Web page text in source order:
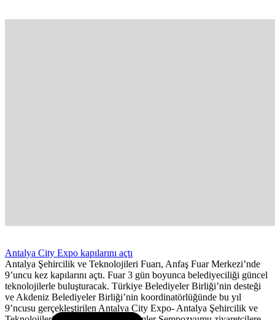
Antalya City Expo kapılarını açtı
Antalya Şehircilik ve Teknolojileri Fuarı, Anfaş Fuar Merkezi’nde
9’uncu kez kapılarını açtı. Fuar 3 gün boyunca belediyeciliği güncel
teknolojilerle buluşturacak. Türkiye Belediyeler Birliği’nin desteği
ve Akdeniz Belediyeler Birliği’nin koordinatörlüğünde bu yıl
9’ncusu gerçekleştirilen Antalya City Expo- Antalya Şehircilik ve